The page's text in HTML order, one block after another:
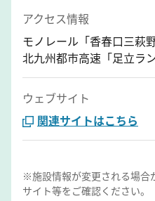
アクセス情報
モノレール「香春口三萩
北九州都市高速「足立ラ
ウェブサイト
関連サイトはこちら
※施設情報が変更される場合
サイト等をご確認ください。